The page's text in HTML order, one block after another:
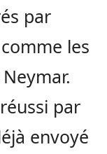
par
les
par
envoyé